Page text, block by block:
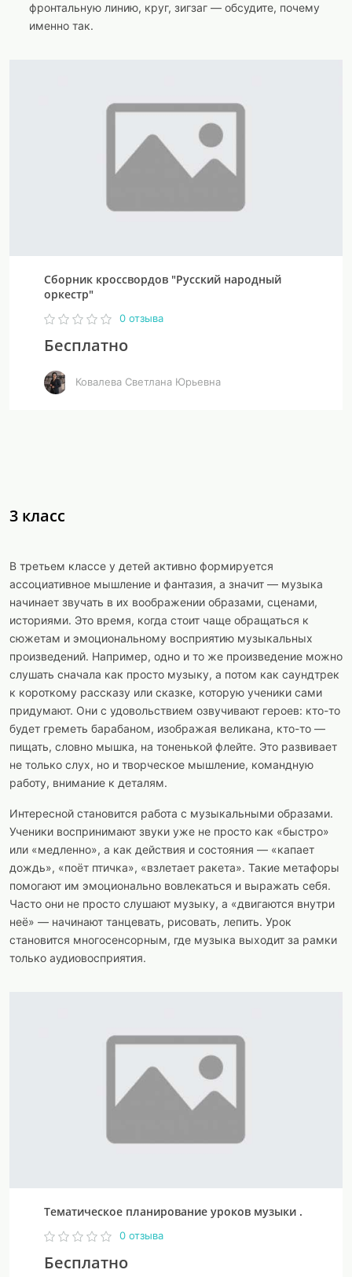
фронтальную линию, круг, зигзаг — обсудите, почему
именно так.
Сборник кроссвордов "Русский народный
оркестр"
0 отзыва
Бесплатно
Ковалева Светлана Юрьевна
3 класс
В третьем классе у детей активно формируется
ассоциативное мышление и фантазия, а значит — музыка
начинает звучать в их воображении образами, сценами,
историями. Это время, когда стоит чаще обращаться к
сюжетам и эмоциональному восприятию музыкальных
произведений. Например, одно и то же произведение можно
слушать сначала как просто музыку, а потом как саундтрек
к короткому рассказу или сказке, которую ученики сами
придумают. Они с удовольствием озвучивают героев: кто-то
будет греметь барабаном, изображая великана, кто-то —
пищать, словно мышка, на тоненькой флейте. Это развивает
не только слух, но и творческое мышление, командную
работу, внимание к деталям.
Интересной становится работа с музыкальными образами.
Ученики воспринимают звуки уже не просто как «быстро»
или «медленно», а как действия и состояния — «капает
дождь», «поёт птичка», «взлетает ракета». Такие метафоры
помогают им эмоционально вовлекаться и выражать себя.
Часто они не просто слушают музыку, а «двигаются внутри
неё» — начинают танцевать, рисовать, лепить. Урок
становится многосенсорным, где музыка выходит за рамки
только аудиовосприятия.
Тематическое планирование уроков музыки .
0 отзыва
Бесплатно